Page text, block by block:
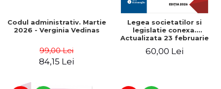
Codul administrativ. Martie
2026 - Verginia Vedinas
99,00 Lei
84,15 Lei
Legea societatilor si
legislatie conexa.
Actualizata 23 februarie
60,00 Lei